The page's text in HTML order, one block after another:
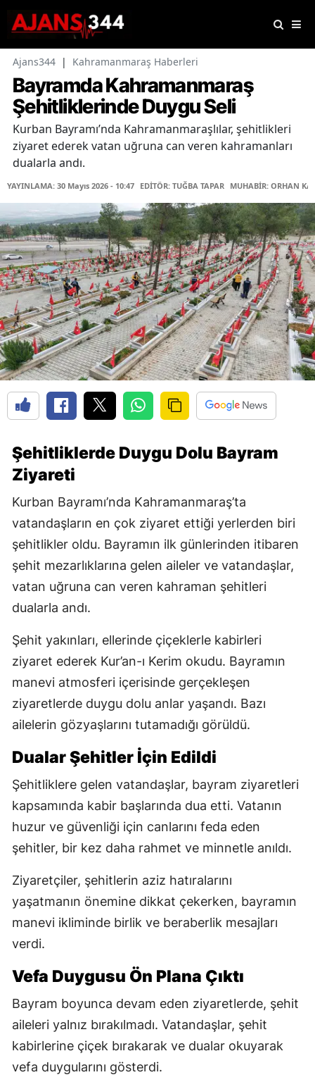
Ajans344 | Kahramanmaraş Haberleri
Bayramda Kahramanmaraş
Şehitliklerinde Duygu Seli
Kurban Bayramı’nda Kahramanmaraşlılar, şehitlikleri
ziyaret ederek vatan uğruna can veren kahramanları
dualarla andı.
YAYINLAMA: 30 Mayıs 2026 - 10:47 EDİTÖR: TUĞBA TAPAR MUHABİR: ORHAN
Şehitliklerde Duygu Dolu Bayram
Ziyareti
Kurban Bayramı’nda Kahramanmaraş’ta
vatandaşların en çok ziyaret ettiği yerlerden biri
şehitlikler oldu. Bayramın ilk günlerinden itibaren
şehit mezarlıklarına gelen aileler ve vatandaşlar,
vatan uğruna can veren kahraman şehitleri
dualarla andı.
Şehit yakınları, ellerinde çiçeklerle kabirleri
ziyaret ederek Kur’an-ı Kerim okudu. Bayramın
manevi atmosferi içerisinde gerçekleşen
ziyaretlerde duygu dolu anlar yaşandı. Bazı
ailelerin gözyaşlarını tutamadığı görüldü.
Dualar Şehitler İçin Edildi
Şehitliklere gelen vatandaşlar, bayram ziyaretleri
kapsamında kabir başlarında dua etti. Vatanın
huzur ve güvenliği için canlarını feda eden
şehitler, bir kez daha rahmet ve minnetle anıldı.
Ziyaretçiler, şehitlerin aziz hatıralarını
yaşatmanın önemine dikkat çekerken, bayramın
manevi ikliminde birlik ve beraberlik mesajları
verdi.
Vefa Duygusu Ön Plana Çıktı
Bayram boyunca devam eden ziyaretlerde, şehit
aileleri yalnız bırakılmadı. Vatandaşlar, şehit
kabirlerine çiçek bırakarak ve dualar okuyarak
vefa duygularını gösterdi.